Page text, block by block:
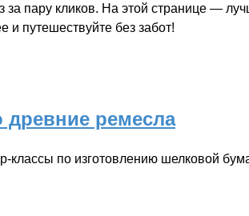
за пару кликов. На этой странице —
и путешествуйте без забот!
древние ремесла
классы по изготовлению шелковой